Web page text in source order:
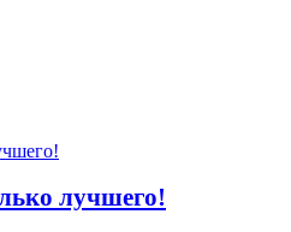
лучшего!